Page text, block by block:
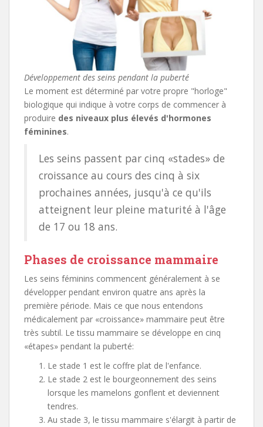
Développement des seins pendant la puberté
Le moment est déterminé par votre propre "horloge"
biologique qui indique à votre corps de commencer à
produire des niveaux plus élevés d'hormones
féminines.
Les seins passent par cinq «stades» de
croissance au cours des cinq à six
prochaines années, jusqu'à ce qu'ils
atteignent leur pleine maturité à l'âge
de 17 ou 18 ans.
Phases de croissance mammaire
Les seins féminins commencent généralement à se
développer pendant environ quatre ans après la
première période. Mais ce que nous entendons
médicalement par «croissance» mammaire peut être
très subtil. Le tissu mammaire se développe en cinq
«étapes» pendant la puberté:
Le stade 1 est le coffre plat de l'enfance.
Le stade 2 est le bourgeonnement des seins
lorsque les mamelons gonflent et deviennent
tendres.
Au stade 3, le tissu mammaire s'élargit à partir de